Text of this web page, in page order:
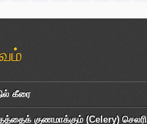
கீரை
குணமாக்கும் (Celery) செலரி